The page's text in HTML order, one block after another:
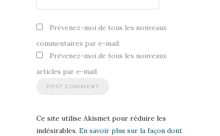
Prévenez-moi de tous les nouveaux
commentaires par e-mail.
Prévenez-moi de tous les nouveaux
articles par e-mail.
Ce site utilise Akismet pour réduire les
indésirables. En savoir plus sur la façon dont